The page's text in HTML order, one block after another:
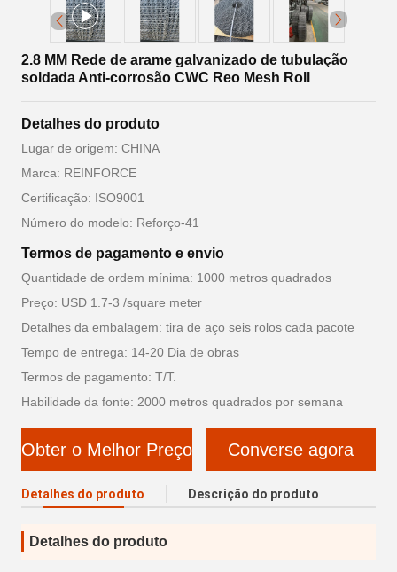
2.8 MM Rede de arame galvanizado de tubulação
soldada Anti-corrosão CWC Reo Mesh Roll
Detalhes do produto
Lugar de origem: CHINA
Marca: REINFORCE
Certificação: ISO9001
Número do modelo: Reforço-41
Termos de pagamento e envio
Quantidade de ordem mínima: 1000 metros quadrados
Preço: USD 1.7-3 /square meter
Detalhes da embalagem: tira de aço seis rolos cada pacote
Tempo de entrega: 14-20 Dia de obras
Termos de pagamento: T/T.
Habilidade da fonte: 2000 metros quadrados por semana
Obter o Melhor Preço Converse agora
Detalhes do produto Descrição do produto
Detalhes do produto